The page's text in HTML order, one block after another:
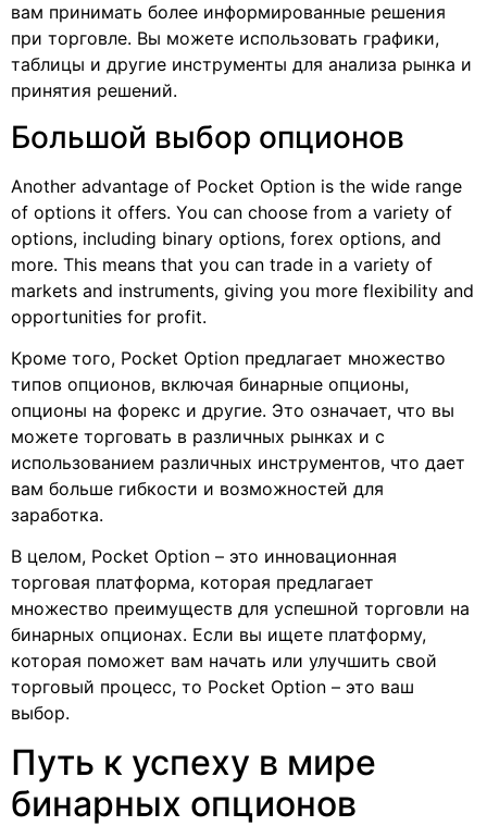
вам принимать более информированные решения
при торговле. Вы можете использовать графики,
таблицы и другие инструменты для анализа рынка и
принятия решений.
Большой выбор опционов
Another advantage of Pocket Option is the wide range
of options it offers. You can choose from a variety of
options, including binary options, forex options, and
more. This means that you can trade in a variety of
markets and instruments, giving you more flexibility and
opportunities for profit.
Кроме того, Pocket Option предлагает множество
типов опционов, включая бинарные опционы,
опционы на форекс и другие. Это означает, что вы
можете торговать в различных рынках и с
использованием различных инструментов, что дает
вам больше гибкости и возможностей для
заработка.
В целом, Pocket Option – это инновационная
торговая платформа, которая предлагает
множество преимуществ для успешной торговли на
бинарных опционах. Если вы ищете платформу,
которая поможет вам начать или улучшить свой
торговый процесс, то Pocket Option – это ваш
выбор.
Путь к успеху в мире
бинарных опционов